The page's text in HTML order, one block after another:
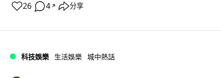
26 4 ↗ 分享
科技娛樂 生活娛樂 城中熱話